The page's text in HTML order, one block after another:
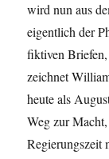
wird nun aus
eigentlich der
fiktiven
zeichnet
heute als
Weg zur
Regierungszeit